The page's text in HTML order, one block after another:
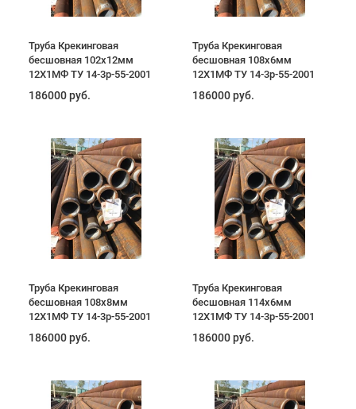
Труба Крекинговая
бесшовная 102х12мм
12Х1МФ ТУ 14-3р-55-2001
186000 руб.
Труба Крекинговая
бесшовная 108х6мм
12Х1МФ ТУ 14-3р-55-2001
186000 руб.
Труба Крекинговая
бесшовная 108х8мм
12Х1МФ ТУ 14-3р-55-2001
186000 руб.
Труба Крекинговая
бесшовная 114х6мм
12Х1МФ ТУ 14-3р-55-2001
186000 руб.